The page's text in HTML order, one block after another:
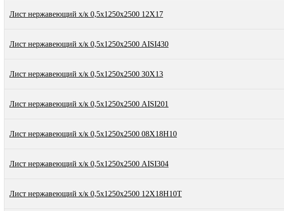
Лист нержавеющий х/к 0,5х1250х2500 12Х17
Лист нержавеющий х/к 0,5х1250х2500 AISI430
Лист нержавеющий х/к 0,5х1250х2500 30Х13
Лист нержавеющий х/к 0,5х1250х2500 AISI201
Лист нержавеющий х/к 0,5х1250х2500 08Х18Н10
Лист нержавеющий х/к 0,5х1250х2500 AISI304
Лист нержавеющий х/к 0,5х1250х2500 12Х18Н10Т